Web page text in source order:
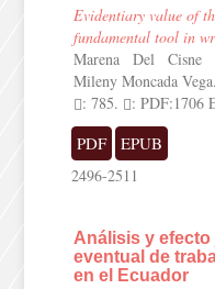
Evidentiary value of
fundamental tool in
Marena Del Cisne
Mileny Moncada Vega.
: 785.
: PDF:1706
PDF EPUB
2496-2511
Análisis y
eventual de
en el Ecuador